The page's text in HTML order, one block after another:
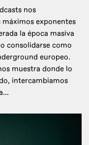
nos
máximos exponentes
la época masiva
consolidarse como
europeo.
muestra donde lo
intercambiamos